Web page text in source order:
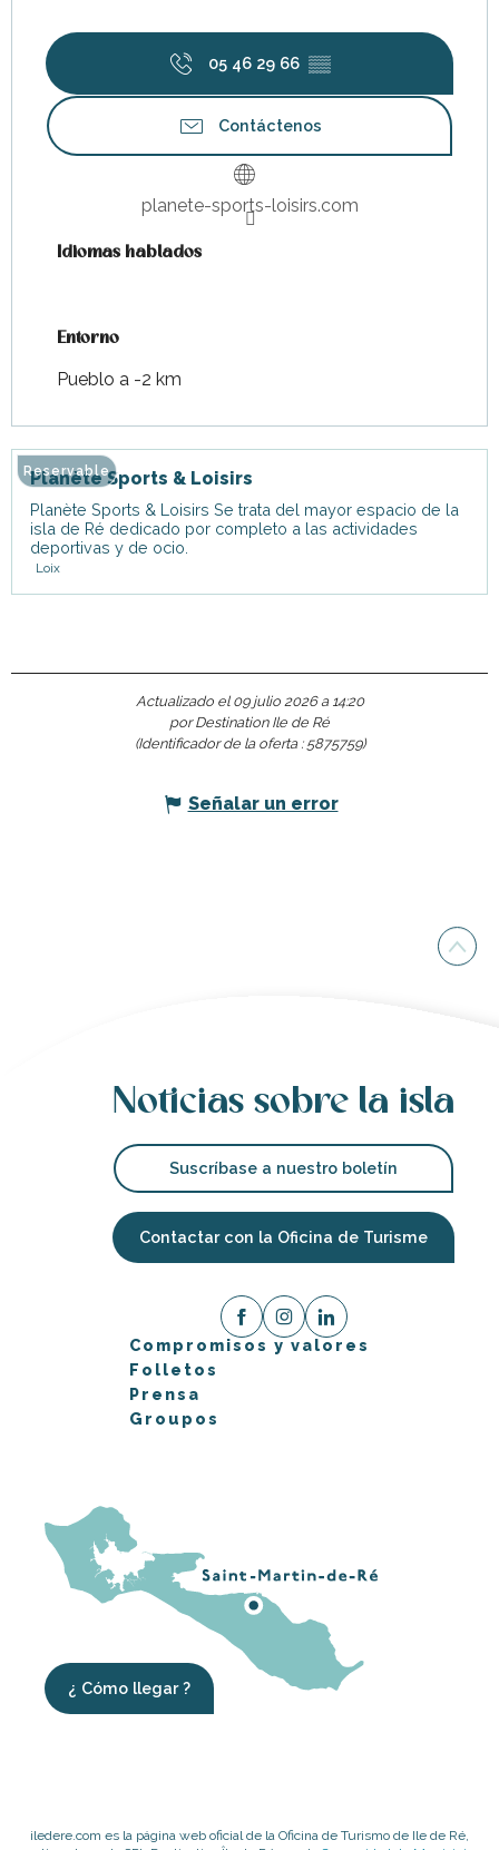
05 46 29 66 ▒▒
Contáctenos
planete-sports-loisirs.com
Idiomas hablados
Idiomas hablados
Entorno
Entorno
Pueblo a -2 km
Planète Sports & Loisirs
Planète Sports & Loisirs Se trata del mayor espacio de la
isla de Ré dedicado por completo a las actividades
deportivas y de ocio.
Loix
Reservable
Actualizado el 09 julio 2026 a 14:20
por Destination Ile de Ré
(Identificador de la oferta : 5875759)
Señalar un error
Noticias sobre la isla
Suscríbase a nuestro boletín
Contactar con la Oficina de Turisme
Compromisos y valores
Folletos
Prensa
Groupos
¿ Cómo llegar ?
iledere.com es la página web oficial de la Oficina de Turismo de Ile de Ré,